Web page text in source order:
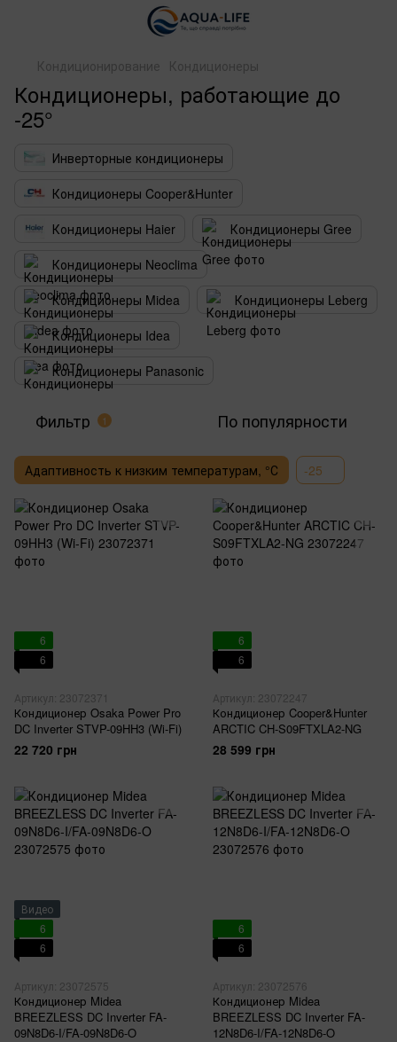
Кондиционирование Кондиционеры
Кондиционеры, работающие до
-25°
Инверторные кондиционеры
Кондиционеры Cooper&Hunter
Кондиционеры Haier
Кондиционеры Gree
Кондиционеры Neoclima
Кондиционеры Midea
Кондиционеры Leberg
Кондиционеры Idea
Кондиционеры Panasonic
Фильтр 1 По популярности
Адаптивность к низким температурам, °С -25
6
6
Артикул: 23072371
Кондиционер Osaka Power Pro
DC Inverter STVP-09HH3 (Wi-Fi)
22 720 грн
6
6
Артикул: 23072247
Кондиционер Cooper&Hunter
ARCTIC CH-S09FTXLA2-NG
28 599 грн
Видео
6
6
Артикул: 23072575
Кондиционер Midea
BREEZLESS DC Inverter FA-
09N8D6-I/FA-09N8D6-O
6
6
Артикул: 23072576
Кондиционер Midea
BREEZLESS DC Inverter FA-
12N8D6-I/FA-12N8D6-O